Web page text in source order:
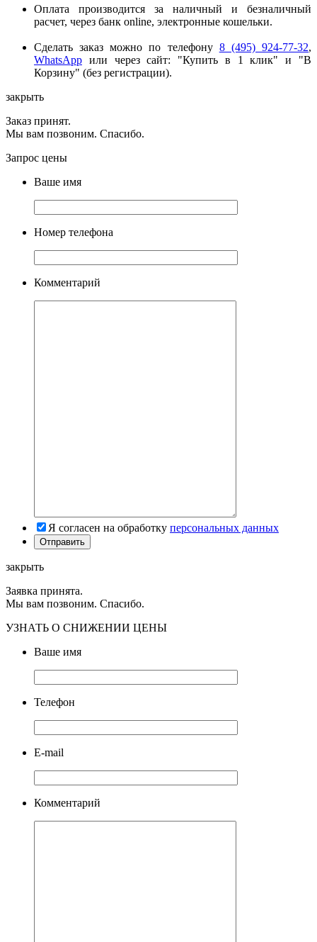
Оплата производится за наличный и безналичный
расчет, через банк online, электронные кошельки.
Сделать заказ можно по телефону 8 (495) 924-77-32,
WhatsApp или через сайт: "Купить в 1 клик" и "В
Корзину" (без регистрации).
закрыть
Заказ принят.
Мы вам позвоним. Спасибо.
Запрос цены
Ваше имя
Номер телефона
Комментарий
Я согласен на обработку персональных данных
закрыть
Заявка принята.
Мы вам позвоним. Спасибо.
УЗНАТЬ О СНИЖЕНИИ ЦЕНЫ
Ваше имя
Телефон
E-mail
Комментарий